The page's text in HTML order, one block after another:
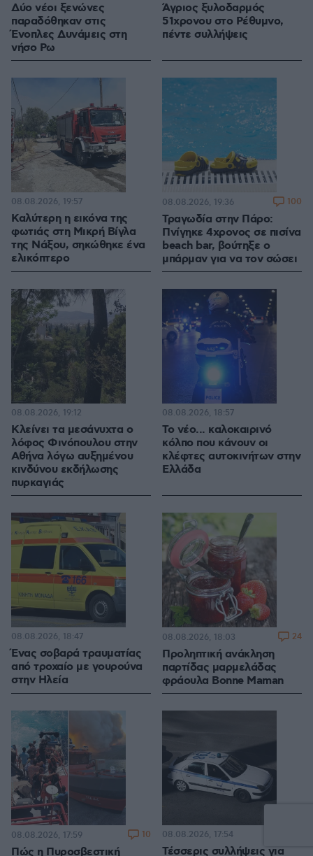
Δύο νέοι ξενώνες
παραδόθηκαν στις
Ένοπλες Δυνάμεις στη
νήσο Ρω
Άγριος ξυλοδαρμός
51χρονου στο Ρέθυμνο,
πέντε συλλήψεις
Καλύτερη η εικόνα της
φωτιάς στη Μικρή Βίγλα
της Νάξου, σηκώθηκε ένα
ελικόπτερο
08.08.2026, 19:57
Τραγωδία στην Πάρο:
Πνίγηκε 4χρονος σε πισίνα
beach bar, βούτηξε ο
μπάρμαν για να τον σώσει
08.08.2026, 19:36 100
Κλείνει τα μεσάνυχτα ο
λόφος Φινόπουλου στην
Αθήνα λόγω αυξημένου
κινδύνου εκδήλωσης
πυρκαγιάς
08.08.2026, 19:12
Το νέο... καλοκαιρινό
κόλπο που κάνουν οι
κλέφτες αυτοκινήτων στην
Ελλάδα
08.08.2026, 18:57
Ένας σοβαρά τραυματίας
από τροχαίο με γουρούνα
στην Ηλεία
08.08.2026, 18:47
Προληπτική ανάκληση
παρτίδας μαρμελάδας
φράουλα Bonne Maman
08.08.2026, 18:03 24
Πώς η Πυροσβεστική
08.08.2026, 17:59 10
Τέσσερις συλλήψεις για
08.08.2026, 17:54